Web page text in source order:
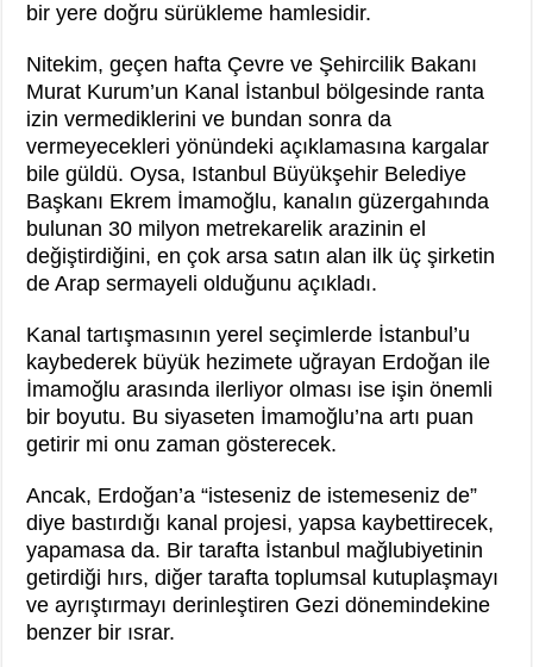
bir yere doğru sürükleme hamlesidir.
Nitekim, geçen hafta Çevre ve Şehircilik Bakanı
Murat Kurum’un Kanal İstanbul bölgesinde ranta
izin vermediklerini ve bundan sonra da
vermeyecekleri yönündeki açıklamasına kargalar
bile güldü. Oysa, Istanbul Büyükşehir Belediye
Başkanı Ekrem İmamoğlu, kanalın güzergahında
bulunan 30 milyon metrekarelik arazinin el
değiştirdiğini, en çok arsa satın alan ilk üç şirketin
de Arap sermayeli olduğunu açıkladı.
Kanal tartışmasının yerel seçimlerde İstanbul’u
kaybederek büyük hezimete uğrayan Erdoğan ile
İmamoğlu arasında ilerliyor olması ise işin önemli
bir boyutu. Bu siyaseten İmamoğlu’na artı puan
getirir mi onu zaman gösterecek.
Ancak, Erdoğan’a “isteseniz de istemeseniz de”
diye bastırdığı kanal projesi, yapsa kaybettirecek,
yapamasa da. Bir tarafta İstanbul mağlubiyetinin
getirdiği hırs, diğer tarafta toplumsal kutuplaşmayı
ve ayrıştırmayı derinleştiren Gezi dönemindekine
benzer bir ısrar.